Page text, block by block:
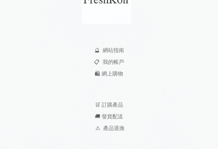
🔮 網站指南
📋 我的帳戶
🛍️ 網上購物
🛒 訂購產品
🚚 發貨配送
⚠ 產品退換